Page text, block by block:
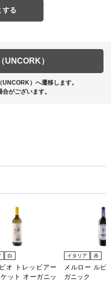
する
UNCORK）
）へ遷移します。
がございます。
白
オ トレッビアー
ット オーガニッ
イタリア 赤
メルロー ルビ
ガニック